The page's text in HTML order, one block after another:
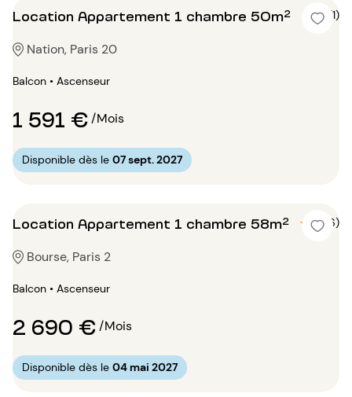
Location Appartement 1 chambre 50m² 5 (1)
Nation, Paris 20
Balcon • Ascenseur
1 591 €/Mois
Disponible dès le 07 sept. 2027
Location Appartement 1 chambre 58m² 5 (6)
Bourse, Paris 2
Balcon • Ascenseur
2 690 €/Mois
Disponible dès le 04 mai 2027